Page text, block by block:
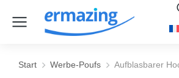
Sie befinden sich hier:
Start Werbe-Poufs Aufblasbarer